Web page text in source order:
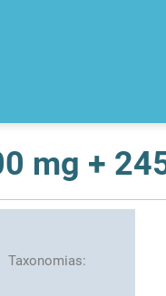
mg +
Taxonomias: